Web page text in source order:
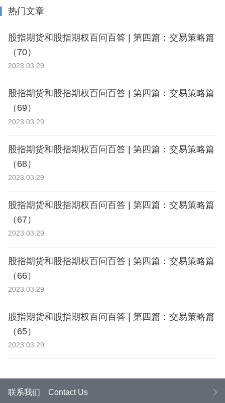
热门文章
股指期货和股指期权百问百答 | 第四篇：交易策略篇
（70）
2023.03.29
股指期货和股指期权百问百答 | 第四篇：交易策略篇
（69）
2023.03.29
股指期货和股指期权百问百答 | 第四篇：交易策略篇
（68）
2023.03.29
股指期货和股指期权百问百答 | 第四篇：交易策略篇
（67）
2023.03.29
股指期货和股指期权百问百答 | 第四篇：交易策略篇
（66）
2023.03.29
股指期货和股指期权百问百答 | 第四篇：交易策略篇
（65）
2023.03.29
联系我们Contact Us